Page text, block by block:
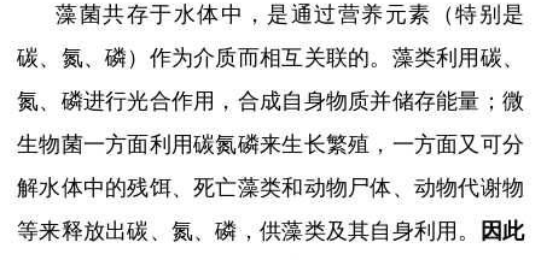
藻菌共存于水体中，是通过营养元素（特别是
碳、氮、磷）作为介质而相互关联的。藻类利用碳、
氮、磷进行光合作用，合成自身物质并储存能量；微
生物菌一方面利用碳氮磷来生长繁殖，一方面又可分
解水体中的残饵、死亡藻类和动物尸体、动物代谢物
等来释放出碳、氮、磷，供藻类及其自身利用。
因此